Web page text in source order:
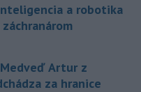
a robotika
Medveď Artur z
za hranice